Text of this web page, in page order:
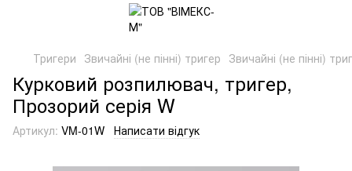
Тригери Звичайні (не пінні) тригер Звичайні (не пінні)
Курковий розпилювач, тригер,
Прозорий серія W
Артикул: VM-01W Написати відгук